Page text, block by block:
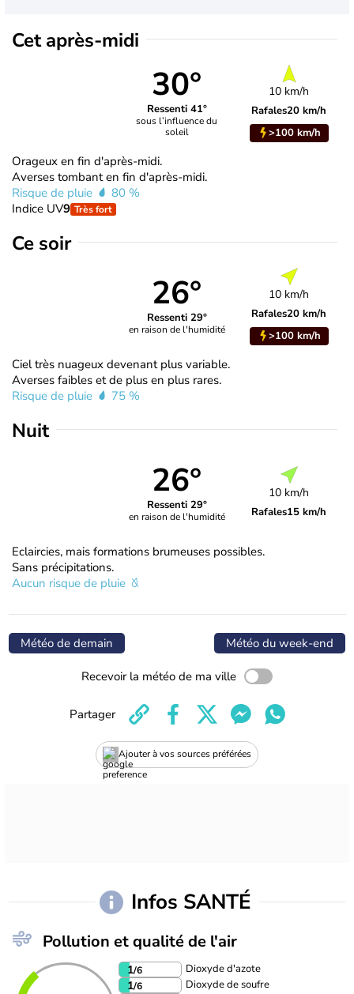
Cet après-midi
30°
Ressenti 41°
sous l’influence du
soleil
10 km/h
Rafales20 km/h
>100 km/h
Orageux en fin d'après-midi.
Averses tombant en fin d'après-midi.
Risque de pluie
80 %
Indice UV9 Très fort
Ce soir
26°
Ressenti 29°
en raison de l'humidité
10 km/h
Rafales20 km/h
>100 km/h
Ciel très nuageux devenant plus variable.
Averses faibles et de plus en plus rares.
Risque de pluie
75 %
Nuit
26°
Ressenti 29°
en raison de l'humidité
10 km/h
Rafales15 km/h
Eclaircies, mais formations brumeuses possibles.
Sans précipitations.
Aucun risque de pluie
Météo de demain Météo du week-end
Recevoir la météo de ma ville
Ajouter à vos sources préférées
Partager
Infos SANTÉ
Pollution et qualité de l'air
1/6 Dioxyde d'azote
1/6 Dioxyde de soufre